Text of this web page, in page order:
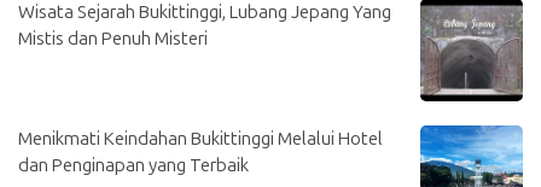
Wisata Sejarah Bukittinggi, Lubang Jepang Yang
Mistis dan Penuh Misteri
Menikmati Keindahan Bukittinggi Melalui Hotel
dan Penginapan yang Terbaik